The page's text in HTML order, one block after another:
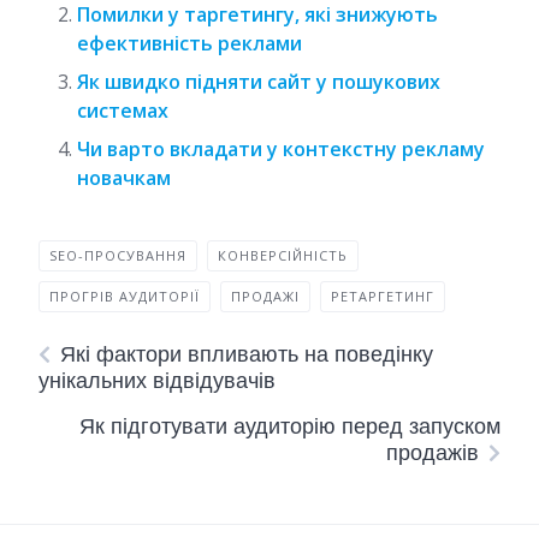
Помилки у таргетингу, які знижують
ефективність реклами
Як швидко підняти сайт у пошукових
системах
Чи варто вкладати у контекстну рекламу
новачкам
SEO-ПРОСУВАННЯ КОНВЕРСІЙНІСТЬ
ПРОГРІВ АУДИТОРІЇ ПРОДАЖІ РЕТАРГЕТИНГ
Які фактори впливають на поведінку
унікальних відвідувачів
Як підготувати аудиторію перед запуском
продажів